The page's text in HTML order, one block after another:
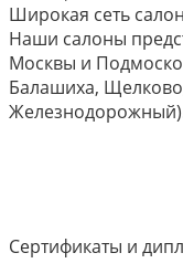
Широкая сеть
Наши салоны
Москвы и
Балашиха,
Сертификаты и